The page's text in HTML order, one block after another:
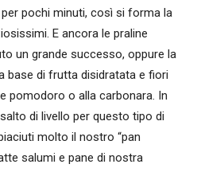
pochi minuti, così si forma la
E ancora le praline
un grande successo, oppure la
base di frutta disidratata e fiori
pomodoro o alla carbonara. In
di livello per questo tipo di
molto il nostro “pan
salumi e pane di nostra